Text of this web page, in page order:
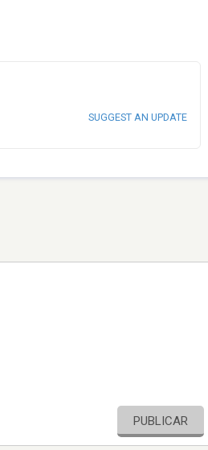
SUGGEST AN UPDATE
PUBLICAR